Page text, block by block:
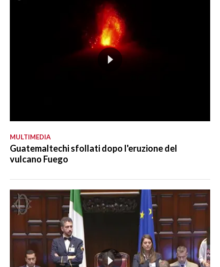
MULTIMEDIA
Guatemaltechi sfollati dopo l'eruzione del
vulcano Fuego